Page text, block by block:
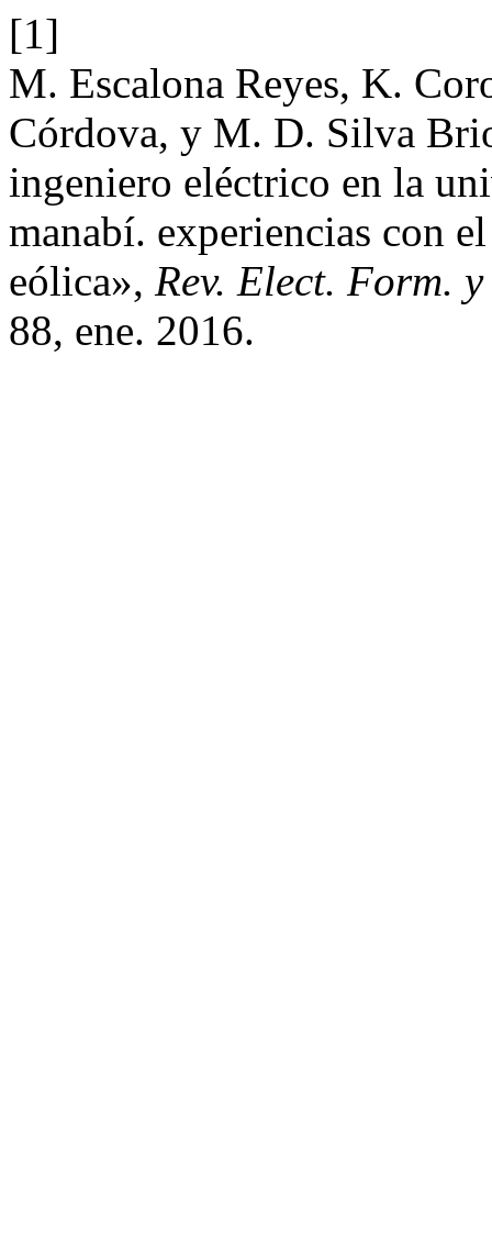
[1]
M. Escalona Reyes, K.
Córdova, y M. D. Silva
ingeniero eléctrico en la
manabí. experiencias con
eólica», Rev. Elect. Form.
88, ene. 2016.